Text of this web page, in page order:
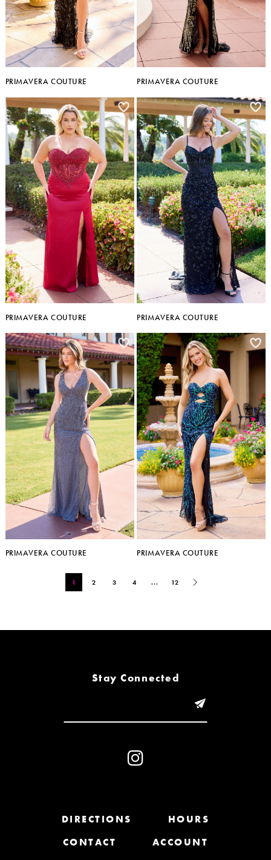
PRIMAVERA COUTURE PRIMAVERA COUTURE
PRIMAVERA COUTURE PRIMAVERA COUTURE
PRIMAVERA COUTURE PRIMAVERA COUTURE
1 2 3 4 ... 12
Stay Connected
DIRECTIONS
HOURS
CONTACT
ACCOUNT